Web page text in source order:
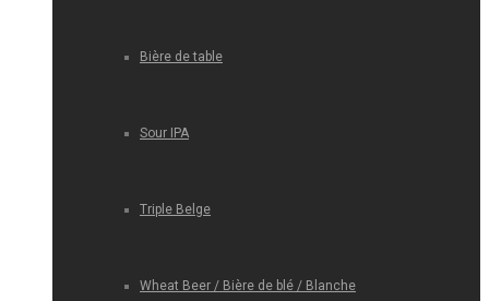
Bière de table
Sour IPA
Triple Belge
Wheat Beer / Bière de blé / Blanche